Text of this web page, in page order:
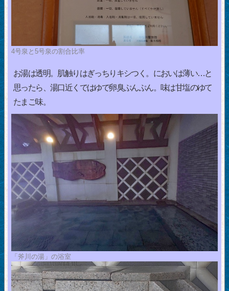
4号泉と5号泉の割合比率
お湯は透明。肌触りはぎっちりキシつく。においは薄い…と
思ったら、湯口近くではゆで卵臭ぷんぷん。味は甘塩のゆて
たまご味。
「斧川の湯」の浴室